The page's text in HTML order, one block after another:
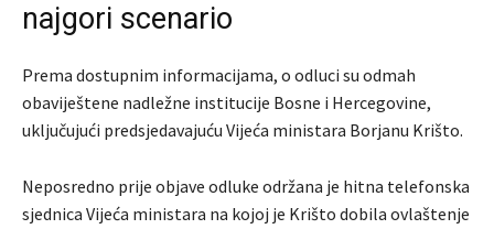
najgori scenario
Prema dostupnim informacijama, o odluci su odmah
obaviještene nadležne institucije Bosne i Hercegovine,
uključujući predsjedavajuću Vijeća ministara Borjanu Krišto.
Neposredno prije objave odluke održana je hitna telefonska
sjednica Vijeća ministara na kojoj je Krišto dobila ovlaštenje